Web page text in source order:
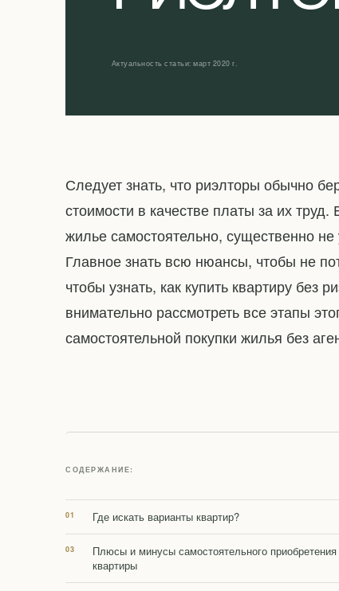
Актуальность статьи: март 2020 г.
Следует знать, что риэлторы обычно
стоимости в качестве платы за их
жилье самостоятельно, существенно
Главное знать всю нюансы, чтобы не
чтобы узнать, как купить квартиру без
внимательно рассмотреть все этапы
самостоятельной покупки жилья без
СОДЕРЖАНИЕ:
Где искать варианты квартир?
Плюсы и минусы самостоятельного приобретения
квартиры